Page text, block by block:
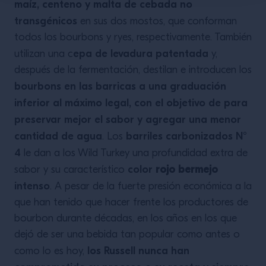
maíz, centeno y malta de cebada no
transgénicos en sus dos mostos, que conforman
todos los bourbons y ryes, respectivamente. También
utilizan una c epa de levadura patentada y,
después de la fermentación, destilan e introducen los
bourbons en las barricas a una graduación
inferior al máximo legal, con el objetivo de para
preservar mejor el sabor y agregar una menor
cantidad de agua. Los barriles carbonizados N°
4 le dan a los Wild Turkey una profundidad extra de
sabor y su característico color rojo bermejo
intenso. A pesar de la fuerte presión económica a la
que han tenido que hacer frente los productores de
bourbon durante décadas, en los años en los que
dejó de ser una bebida tan popular como antes o
como lo es hoy, los Russell nunca han